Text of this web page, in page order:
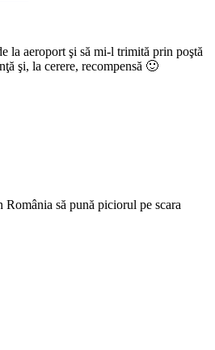
la aeroport şi să mi-l trimită prin poştă
şi, la cerere, recompensă 🙂
să pună piciorul pe scara